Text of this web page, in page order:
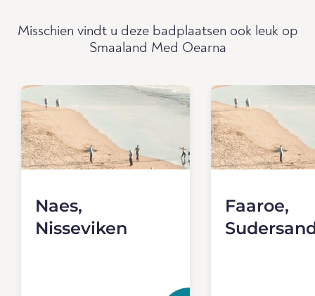
Misschien vindt u deze badplaatsen ook leuk op
Smaaland Med Oearna
Naes,
Nisseviken
Faaroe,